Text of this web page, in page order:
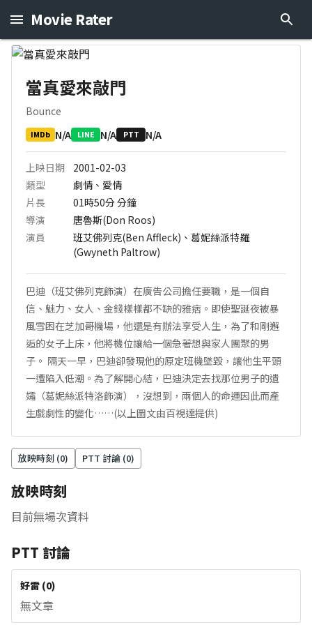
Movie Rater
當真愛來敲門
Bounce
IMDb N/A LINE N/A PTT N/A
上映日期
2001-02-03
類型
劇情、愛情
片長
01時50分分鐘
導演
唐魯斯(Don Roos)
演員
班艾佛列克(Ben Affleck)、葛妮絲派特羅
(Gwyneth Paltrow)
巴迪（班艾佛列克飾演）在廣告公司擔任要職，是一個自
信、魅力、女人、金錢樣樣都不缺的雅痞。即使聖誕夜被暴
風雪困在芝加哥機場，他還是有辦法享受人生，為了和剛邂
逅的女子上床，他將機位讓給一個急著想與家人團聚的男
子。 隔天一早，巴迪卻發現他的原定班機墜毀，讓他生平頭
一遭陷入低潮。為了解開心結，巴迪決定去找那位男子的遺
孀（葛妮絲派特洛飾演），沒想到，兩個人的命運因此而產
生戲劇性的變化……(以上圖文由百視達提供)
放映時刻 (0) PTT 討論 (0)
放映時刻
目前無場次資料
PTT 討論
好雷 (0)
無文章